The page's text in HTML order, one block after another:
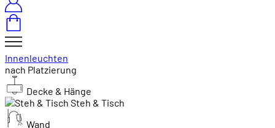
Innenleuchten
nach Platzierung
Decke & Hänge
Steh & Tisch
Wand